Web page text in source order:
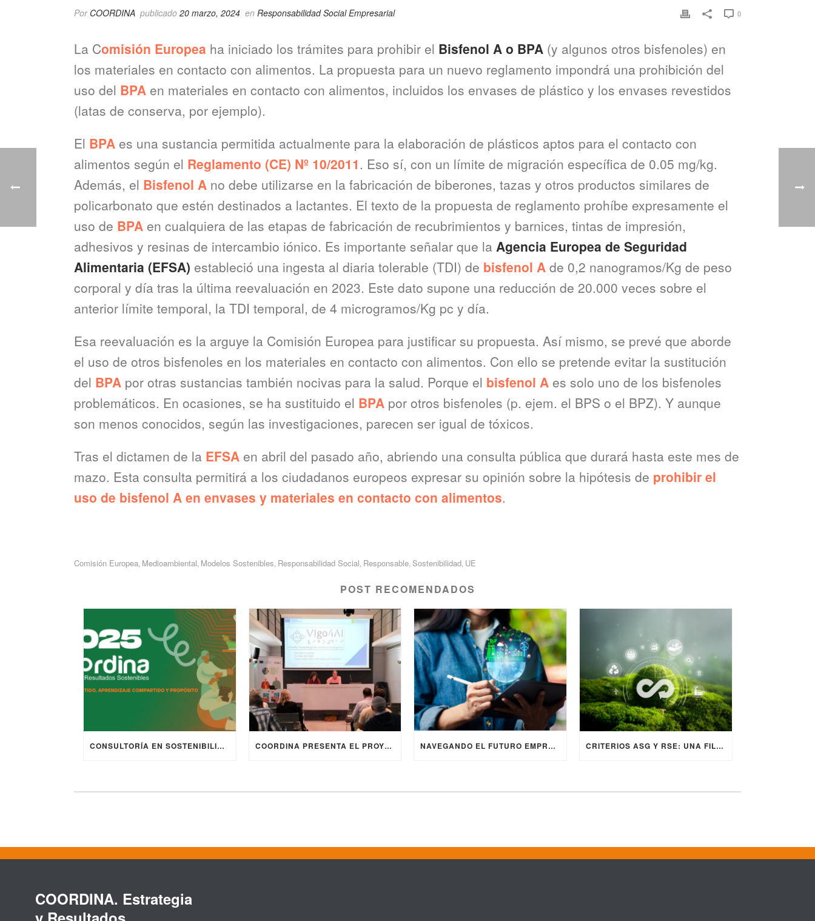
Por COORDINA publicado 20 marzo, 2024 en Responsabilidad Social Empresarial 0
La Comisión Europea ha iniciado los trámites para prohibir el Bisfenol A o BPA (y algunos otros bisfenoles) en
los materiales en contacto con alimentos. La propuesta para un nuevo reglamento impondrá una prohibición del
uso del BPA en materiales en contacto con alimentos, incluidos los envases de plástico y los envases revestidos
(latas de conserva, por ejemplo).
El BPA es una sustancia permitida actualmente para la elaboración de plásticos aptos para el contacto con
alimentos según el Reglamento (CE) Nº 10/2011. Eso sí, con un límite de migración específica de 0.05 mg/kg.
Además, el Bisfenol A no debe utilizarse en la fabricación de biberones, tazas y otros productos similares de
policarbonato que estén destinados a lactantes. El texto de la propuesta de reglamento prohíbe expresamente el
uso de BPA en cualquiera de las etapas de fabricación de recubrimientos y barnices, tintas de impresión,
adhesivos y resinas de intercambio iónico. Es importante señalar que la Agencia Europea de Seguridad
Alimentaria (EFSA) estableció una ingesta al diaria tolerable (TDI) de bisfenol A de 0,2 nanogramos/Kg de peso
corporal y día tras la última reevaluación en 2023. Este dato supone una reducción de 20.000 veces sobre el
anterior límite temporal, la TDI temporal, de 4 microgramos/Kg pc y día.
Esa reevaluación es la arguye la Comisión Europea para justificar su propuesta. Así mismo, se prevé que aborde
el uso de otros bisfenoles en los materiales en contacto con alimentos. Con ello se pretende evitar la sustitución
del BPA por otras sustancias también nocivas para la salud. Porque el bisfenol A es solo uno de los bisfenoles
problemáticos. En ocasiones, se ha sustituido el BPA por otros bisfenoles (p. ejem. el BPS o el BPZ). Y aunque
son menos conocidos, según las investigaciones, parecen ser igual de tóxicos.
Tras el dictamen de la EFSA en abril del pasado año, abriendo una consulta pública que durará hasta este mes de
mazo. Esta consulta permitirá a los ciudadanos europeos expresar su opinión sobre la hipótesis de prohibir el
uso de bisfenol A en envases y materiales en contacto con alimentos.
Comisión Europea Medioambiental Modelos Sostenibles Responsabilidad Social Responsable Sostenibilidad UE
POST RECOMENDADOS
CONSULTORÍA EN SOSTENIBILIDAD Y PROYECTOS EUROPEOS | COORDINA 2025 COORDINA PRESENTA EL PROYECTO EUROPEO ERASMUS+ VIGO4AI EN LA JORNADA “DIGITALIZACIÓN Y ENVEJECIMIENTO ACTIVO” ORGANIZADA POR FUNDACIÓN GESMED NAVEGANDO EL FUTURO EMPRESARIAL: SOSTENIBILIDAD, RESPONSABILIDAD SOCIAL Y CRITERIOS ESG CRITERIOS ASG Y RSE: UNA FILOSOFÍA PARA LA INVERSIÓN SOSTENIBLE Y RESPONSABLE
COORDINA. Estrategia